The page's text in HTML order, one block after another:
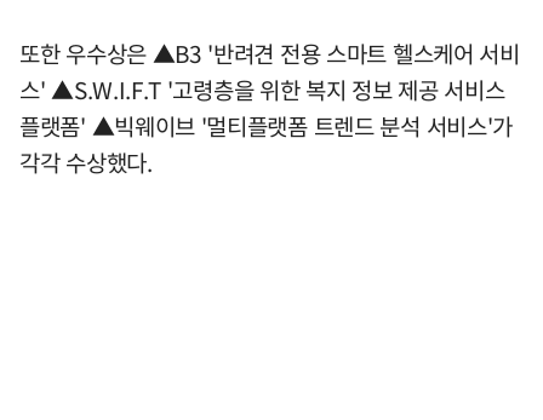
또한 우수상은 ▲B3 '반려견 전용 스마트 헬스케어 서비
스' ▲S.W.I.F.T '고령층을 위한 복지 정보 제공 서비스
플랫폼' ▲빅웨이브 '멀티플랫폼 트렌드 분석 서비스'가
각각 수상했다.